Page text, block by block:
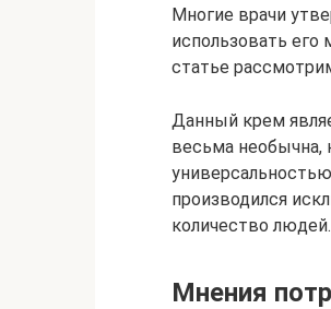
Многие врачи
использовать его
статье
Данный крем
весьма необычна,
производился
количество людей.
Мнения